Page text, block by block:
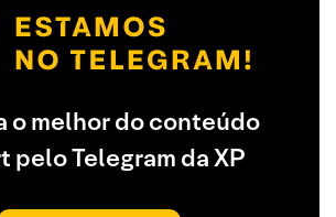
o melhor do conteúdo
pelo Telegram da XP